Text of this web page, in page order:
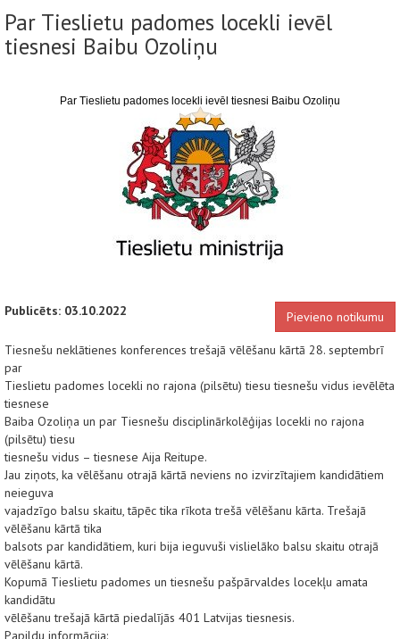
Par Tieslietu padomes locekli ievēl
tiesnesi Baibu Ozoliņu
Par Tieslietu padomes locekli ievēl tiesnesi Baibu Ozoliņu
Publicēts: 03.10.2022 Pievieno notikumu
Tiesnešu neklātienes konferences trešajā vēlēšanu kārtā 28. septembrī
par
Tieslietu padomes locekli no rajona (pilsētu) tiesu tiesnešu vidus ievēlēta
tiesnese
Baiba Ozoliņa un par Tiesnešu disciplinārkolēģijas locekli no rajona
(pilsētu) tiesu
tiesnešu vidus – tiesnese Aija Reitupe.
Jau ziņots, ka vēlēšanu otrajā kārtā neviens no izvirzītajiem kandidātiem
neieguva
vajadzīgo balsu skaitu, tāpēc tika rīkota trešā vēlēšanu kārta. Trešajā
vēlēšanu kārtā tika
balsots par kandidātiem, kuri bija ieguvuši vislielāko balsu skaitu otrajā
vēlēšanu kārtā.
Kopumā Tieslietu padomes un tiesnešu pašpārvaldes locekļu amata
kandidātu
vēlēšanu trešajā kārtā piedalījās 401 Latvijas tiesnesis.
Papildu informācija: